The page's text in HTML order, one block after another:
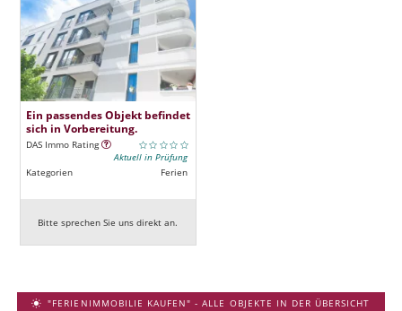
Ein passendes Objekt befindet
sich in Vorbereitung.
DAS Immo Rating
Aktuell in Prüfung
Kategorien
Ferien
Bitte sprechen Sie uns direkt an.
"FERIENIMMOBILIE KAUFEN" - ALLE OBJEKTE IN DER ÜBERSICHT